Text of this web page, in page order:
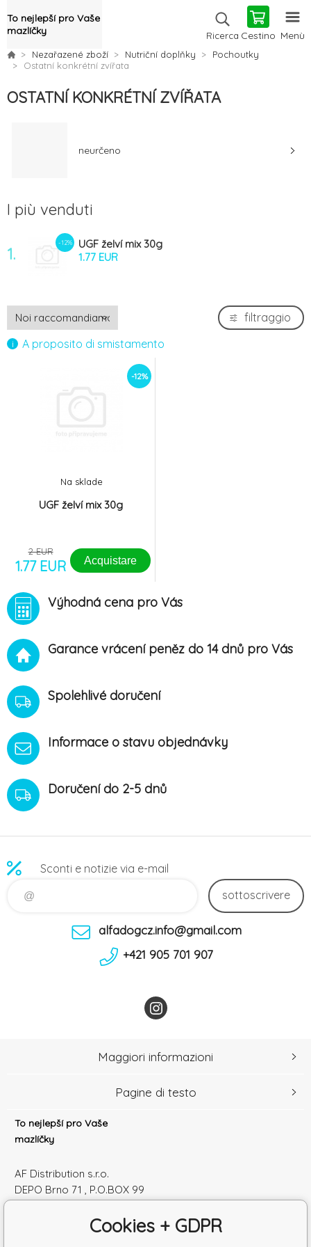
To nejlepší pro Vaše
mazlíčky
Ricerca Cestino Menù
Nezařazené zboží Nutriční doplňky
Pochoutky
Ostatní konkrétní zvířata
OSTATNÍ KONKRÉTNÍ ZVÍŘATA
neurčeno
I più venduti
1.
-12%
UGF želví mix 30g
1.77 EUR
A proposito di smistamento
filtraggio
-12%
UGF želví mix 30g
Na sklade
2 EUR
1.77 EUR Acquistare
Výhodná cena pro Vás
Garance vrácení peněz do 14 dnů pro Vás
Spolehlivé doručení
Informace o stavu objednávky
Doručení do 2-5 dnů
Sconti e notizie via e-mail
sottoscrivere
alfadogcz.info@gmail.com
+421 905 701 907
To nejlepší pro Vaše
mazlíčky
AF Distribution s.r.o.
DEPO Brno 71 , P.O.BOX 99
Česká republika
Maggiori informazioni
Pagine di testo
Cookies + GDPR